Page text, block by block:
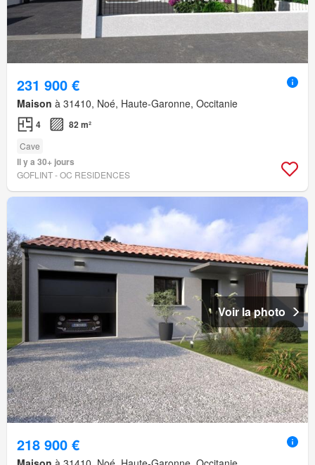
231 900 €
Maison à 31410, Noé, Haute-Garonne, Occitanie
4 82 m²
Cave
Il y a 30+ jours
GOFLINT - OC RESIDENCES
Voir la photo
218 900 €